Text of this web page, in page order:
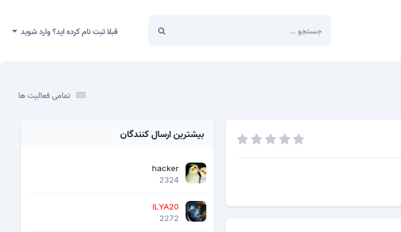
قبلا ثبت نام کرده اید؟ وارد شوید
تمامی فعالیت ها
بیشترین ارسال کنندگان
hacker
2324
ILYA20
2272